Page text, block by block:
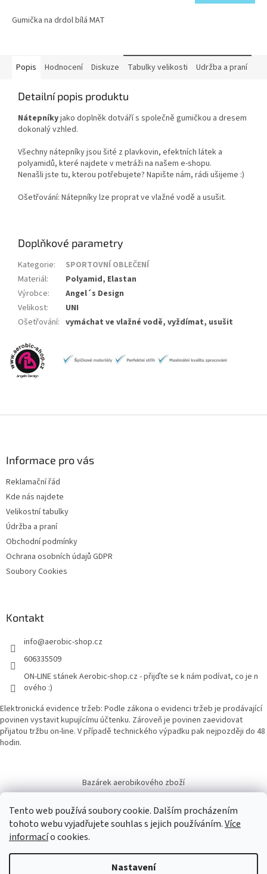
Tento web používá soubory cookie. Dalším procházením
tohoto webu vyjadřujete souhlas s jejich používáním.Více
informacío cookies.
Nastavení
Gumička na drdol bílá MAT
Popis Hodnocení Diskuze Tabulky velikosti Udržba a praní
Detailní popis produktu
Nátepníkyjako doplněk dotváří s společně gumičkou a dresem
dokonalý vzhled.
Všechny nátepníky jsou šité z plavkovin, efektních látek a
polyamidů, které najdete v metráži na našem e-shopu.
Nenašli jste tu, kterou potřebujete? Napište nám, rádi ušijeme :)
Ošetřování: Nátepníky lze proprat ve vlažné vodě a usušit.
Doplňkové parametry
Kategorie:
SPORTOVNÍ OBLEČENÍ
Materiál:
Polyamid, Elastan
Výrobce:
Angel´s Design
Velikost:
UNI
Ošetřování: vymáchat ve vlažné vodě, vyždímat, usušit
Informace pro vás
Reklamační řád
Kde nás najdete
Velikostní tabulky
Údržba a praní
Obchodní podmínky
Ochrana osobních údajů GDPR
Soubory Cookies
Kontakt
info@aerobic-shop.cz
606335509
ON-LINE stánek Aerobic-shop.cz - přijďte se k nám podívat, co je n
ového :)
Elektronická evidence tržeb: Podle zákona o evidenci tržeb je prodávající
povinen vystavit kupujícímu účtenku. Zároveň je povinen zaevidovat
přijatou tržbu on-line. V případě technického výpadku pak nejpozději do 48
hodin.
Bazárek aerobikového zboží